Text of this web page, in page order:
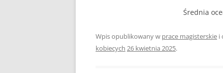
Średnia
Wpis opublikowany w prace magisterskie i
kobiecych 26 kwietnia 2025.